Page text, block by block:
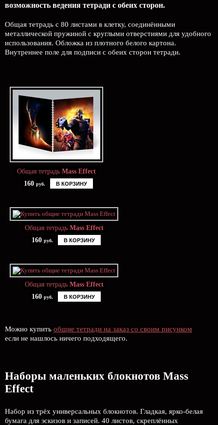
возможность ведения тетради с обеих сторон.
Общая тетрадь с 80 листами в клетку, соединёнными
металлической пружиной с круглыми отверстиями для удобного
использования. Обложка из плотного белого картона.
Внутреннее поле для подписи с обеих сторон тетради.
Общая тетрадь Mass Effect
160 руб. В КОРЗИНУ
Общая тетрадь Mass Effect
160 руб. В КОРЗИНУ
Общая тетрадь Mass Effect
160 руб. В КОРЗИНУ
Можно купить общие тетради на заказ со своим рисунком
если не нашлось ничего подходящего.
Наборы маленьких блокнотов Mass
Effect
Набор из трёх универсальных блокнотов. Гладкая, ярко-белая
бумага для эскизов и записей. 40 листов, скреплённых